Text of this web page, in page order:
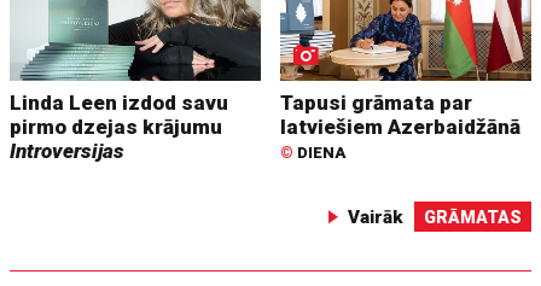
Linda Leen izdod savu
pirmo dzejas krājumu
Introversijas
Tapusi grāmata par
latviešiem Azerbaidžānā
© DIENA
Vairāk GRĀMATAS